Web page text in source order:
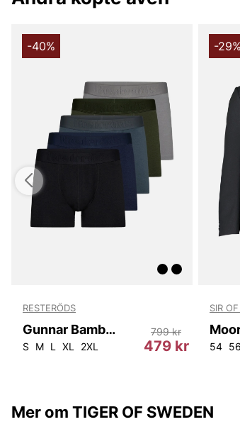
-40%
RESTERÖDS
Gunnar Bamboo 5-pack
S M L XL 2XL 479 kr
799 kr
-29%
SIR
54 56
Mer om TIGER OF SWEDEN